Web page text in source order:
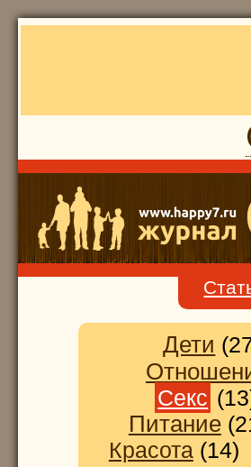
Дети
Секс
Питание
Красота (14)